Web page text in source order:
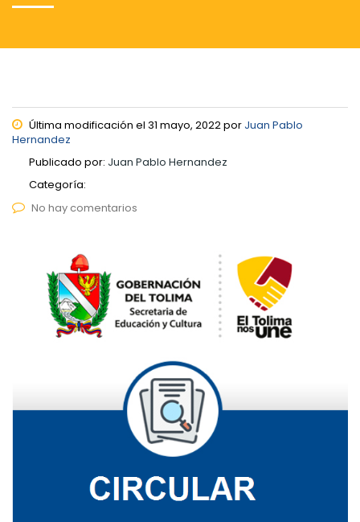
Última modificación el 31 mayo, 2022 por Juan Pablo
Hernandez
Publicado por: Juan Pablo Hernandez
Categoría:
No hay comentarios